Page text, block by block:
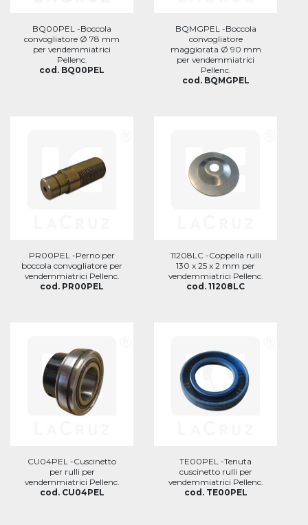
BQ00PEL -Boccola
convogliatore Ø 78 mm
per vendemmiatrici
Pellenc.
cod. BQ00PEL
BQMGPEL -Boccola
convogliatore
maggiorata Ø 90 mm
per vendemmiatrici
Pellenc.
cod. BQMGPEL
PR00PEL -Perno per
boccola convogliatore per
vendemmiatrici Pellenc.
cod. PR00PEL
11208LC -Coppella rulli
130 x 25 x 2 mm per
vendemmiatrici Pellenc.
cod. 11208LC
CU04PEL -Cuscinetto
per rulli per
vendemmiatrici Pellenc.
cod. CU04PEL
TE00PEL -Tenuta
cuscinetto rulli per
vendemmiatrici Pellenc.
cod. TE00PEL